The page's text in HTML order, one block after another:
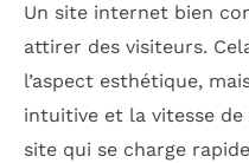
Un site internet bien
attirer des visiteurs.
l’aspect esthétique,
intuitive et la vitesse de
site qui se charge